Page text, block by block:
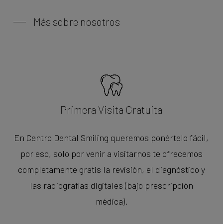
Más sobre nosotros
Primera Visita Gratuita
En Centro Dental Smiling queremos ponértelo fácil,
por eso, solo por venir a visitarnos te ofrecemos
completamente gratis la revisión, el diagnóstico y
las radiografías digitales (bajo prescripción
médica).